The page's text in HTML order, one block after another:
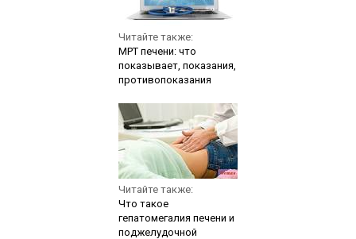
Читайте также:
МРТ печени: что
показывает, показания,
противопоказания
Читайте также:
Что такое
гепатомегалия печени и
поджелудочной